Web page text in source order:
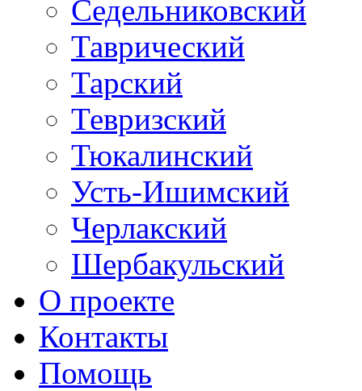
Седельниковский
Таврический
Тарский
Тевризский
Тюкалинский
Усть-Ишимский
Черлакский
Шербакульский
О проекте
Контакты
Помощь